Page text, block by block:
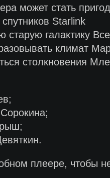
может стать
Starlink
галактику
климат
столкновения
плеере, чтобы